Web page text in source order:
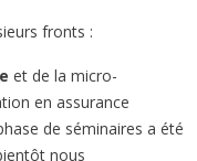
fronts :
et de la micro-
en assurance
de séminaires a été
nous